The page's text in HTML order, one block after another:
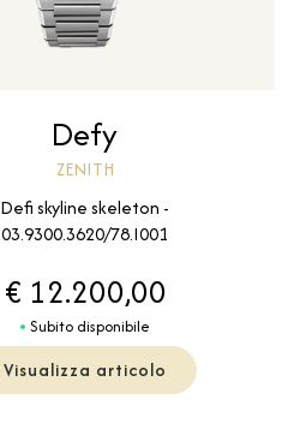
Defy
ZENITH
Defi skyline skeleton -
03.9300.3620/78.I001
€ 12.200,00
Subito disponibile
Visualizza articolo